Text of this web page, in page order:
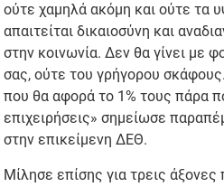
ούτε χαμηλά ακόμη και ούτε τα
απαιτείται δικαιοσύνη και
στην κοινωνία. Δεν θα γίνει με
σας, ούτε του γρήγορου
που θα αφορά το 1% τους πάρα
επιχειρήσεις» σημείωσε
στην επικείμενη ΔΕΘ.
Μίλησε επίσης για τρεις